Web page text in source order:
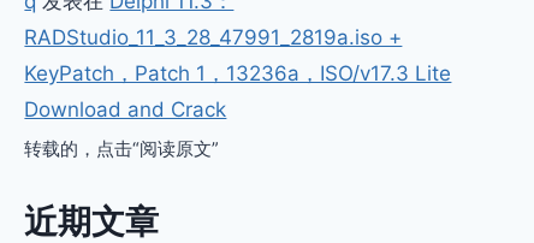
RADStudio_11_3_28_47991_2819a.iso +
KeyPatch，Patch 1，13236a，ISO/v17.3 Lite
Download and Crack
转载的，点击“阅读原文”
近期文章